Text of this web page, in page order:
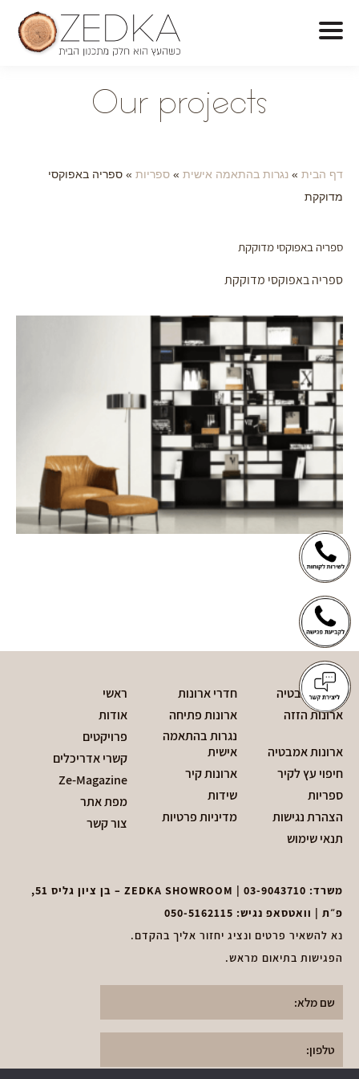
Our projects
דף הבית » נגרות בהתאמה אישית » ספריות » ספריה באפוקסי
מדוקקת
ספריה באפוקסי מדוקקת
ספריה באפוקסי מדוקקת
חדרי אמבטיה
חדרי ארונות
ארונות הזזה
ארונות פתיחה
ארונות אמבטיה
נגרות בהתאמה
אישית
חיפוי עץ לקיר
ארונות קיר
ספריות
שידות
הצהרת נגישות
מדיניות פרטיות
תנאי שימוש
ראשי
אודות
פרויקטים
קשרי אדריכלים
Ze-Magazine
מפת אתר
צור קשר
משרד: 03-9043710
| ZEDKA SHOWROOM – בן ציון גליס 51,
פ״ת | וואטסאפ נגיש: 050-5162115
נא להשאיר פרטים ונציג יחזור אליך בהקדם.
הפגישות בתיאום מראש.